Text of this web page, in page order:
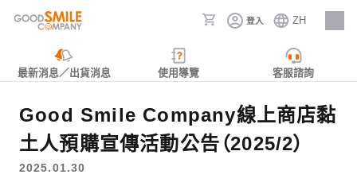
登入 ZH
人才招募
最新消息／出貨消息 使用導覽 客服諮詢
Good Smile Company線上商店黏
土人預購宣傳活動公告（2025/2）
2025.01.30